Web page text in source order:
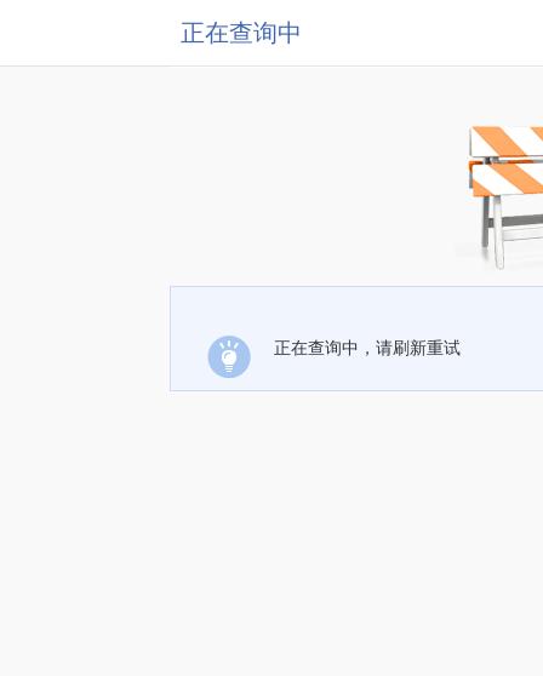
正在查询中
正在查询中，请刷新重试